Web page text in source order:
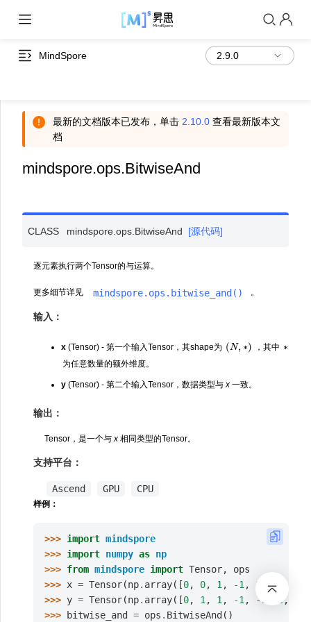
MindSpore
最新的文档版本已发布，单击 2.10.0 查看最新版本文
档
mindspore.ops.BitwiseAnd
CLASS mindspore.ops. BitwiseAnd [源代码]
逐元素执行两个Tensor的与运算。
更多细节详见 mindspore.ops.bitwise_and() 。
输入：
x (Tensor) - 第一个输入Tensor，其shape为 (N, ) ，其中
为任意数量的额外维度。
y (Tensor) - 第二个输入Tensor，数据类型与x 一致。
输出：
Tensor，是一个与x 相同类型的Tensor。
支持平台：
Ascend GPU CPU
样例：
>>> import mindspore
>>> import numpy as np
>>> from mindspore import Tensor,
ops
>>> x = Tensor(np. array([0, 0, 1 , -1 , 1 1
>>> y = Tensor(np. array([0, 1 , 1 , -1 , -1 2,
>>>
bitwise_and = ops . BitwiseAnd ()